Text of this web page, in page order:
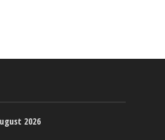
2026